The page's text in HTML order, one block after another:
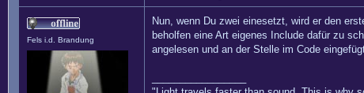
Fels i.d. Brandung
Nun, wenn Du zwei einesetzt, wird er den
beholfen eine Art eigenes Include dafür zu
angelesen und an der Stelle im Code